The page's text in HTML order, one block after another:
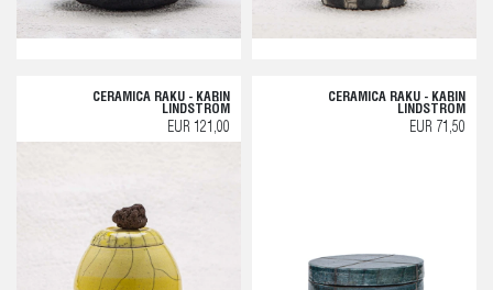
CERAMICA RAKU - KARIN
LINDSTRÖM
EUR 121,00
CERAMICA RAKU - KARIN
LINDSTRÖM
EUR 71,50